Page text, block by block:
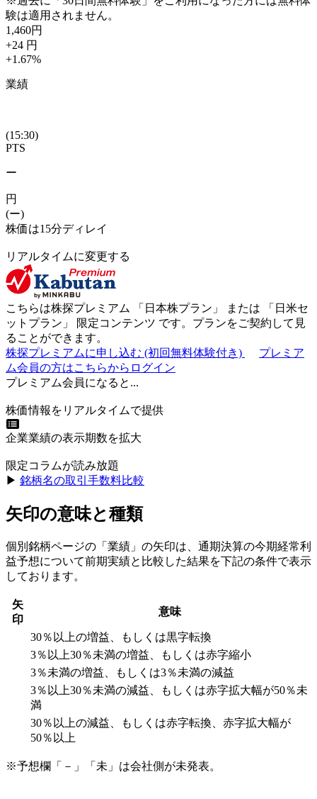
験は適用されません。
1,460円
+24 円
+1.67%
業績
(15:30)
PTS
ー
円
(ー)
株価は15分ディレイ
リアルタイムに変更する
こちらは株探プレミアム 「 日本株プラン 」 または 「 日米セ
ットプラン 」 限定コンテンツ です。プランをご契約して見
ることができます。
株探プレミアムに申し込む (初回無料体験付き)
プレミア
ム会員の方はこちらからログイン
プレミアム会員になると...
株価情報をリアルタイムで提供
企業業績の表示期数を拡大
限定コラムが読み放題
▶︎ 銘柄名の取引手数料比較
矢印の意味と種類
個別銘柄ページの「業績」の矢印は、通期決算の今期経常利
益予想について前期実績と比較した結果を下記の条件で表示
しております。
矢
印
意味
30％以上の増益、もしくは黒字転換
3％以上30％未満の増益、もしくは赤字縮小
3％未満の増益、もしくは3％未満の減益
3％以上30％未満の減益、もしくは赤字拡大幅が50％未
満
30％以上の減益、もしくは赤字転換、赤字拡大幅が
50％以上
※予想欄「－」「未」は会社側が未発表。